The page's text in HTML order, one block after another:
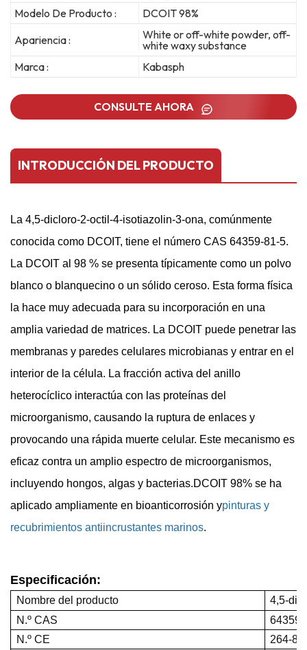
Modelo De Producto :
DCOIT 98%
Apariencia :
White or off-white powder, off-
white waxy substance
Marca :
Kabasph
CONSULTE AHORA
INTRODUCCIÓN DEL PRODUCTO
La 4,5-dicloro-2-octil-4-isotiazolin-3-ona, comúnmente
conocida como DCOIT, tiene el número CAS 64359-81-5.
La DCOIT al 98 % se presenta típicamente como un polvo
blanco o blanquecino o un sólido ceroso. Esta forma física
la hace muy adecuada para su incorporación en una
amplia variedad de matrices. La DCOIT puede penetrar las
membranas y paredes celulares microbianas y entrar en el
interior de la célula. La fracción activa del anillo
heterocíclico interactúa con las proteínas del
microorganismo, causando la ruptura de enlaces y
provocando una rápida muerte celular. Este mecanismo es
eficaz contra un amplio espectro de microorganismos,
incluyendo hongos, algas y bacterias.DCOIT 98% se ha
aplicado ampliamente en bioanticorrosión ypinturas y
recubrimientos antiincrustantes marinos.
Especificación:
Nombre del producto
4,5-
N.º CAS
64359-
N.º CE
264-